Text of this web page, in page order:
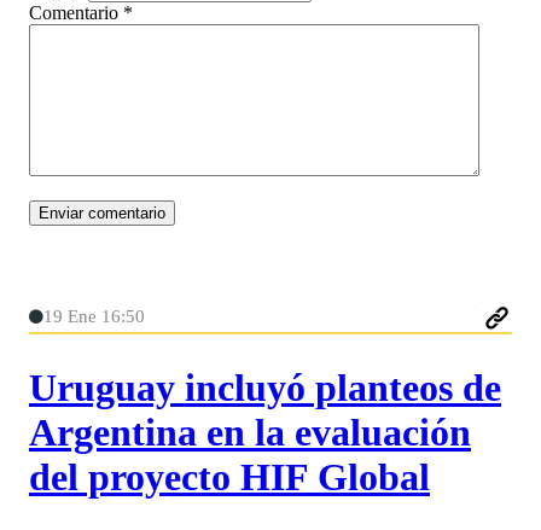
Comentario *
19 Ene 16:50
Uruguay incluyó planteos de
Argentina en la evaluación
del proyecto HIF Global